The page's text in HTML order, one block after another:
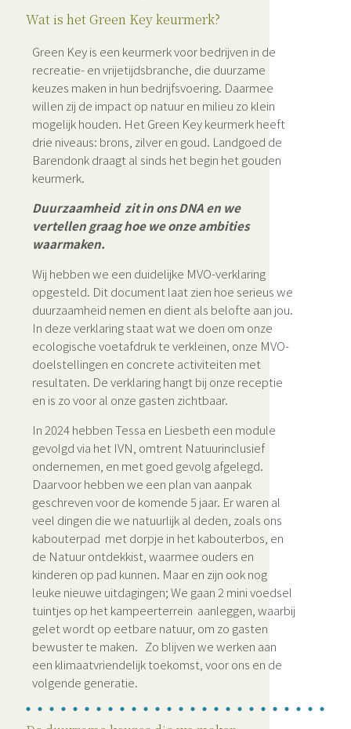
Wat is het Green Key keurmerk?
Green Key is een keurmerk voor bedrijven in de
recreatie- en vrijetijdsbranche, die duurzame
keuzes maken in hun bedrijfsvoering. Daarmee
willen zij de impact op natuur en milieu zo klein
mogelijk houden. Het Green Key keurmerk heeft
drie niveaus: brons, zilver en goud. Landgoed de
Barendonk draagt al sinds het begin het gouden
keurmerk.
Duurzaamheid zit in ons DNA en we
vertellen graag hoe we onze ambities
waarmaken.
Wij hebben we een duidelijke MVO-verklaring
opgesteld. Dit document laat zien hoe serieus we
duurzaamheid nemen en dient als belofte aan jou.
In deze verklaring staat wat we doen om onze
ecologische voetafdruk te verkleinen, onze MVO-
doelstellingen en concrete activiteiten met
resultaten. De verklaring hangt bij onze receptie
en is zo voor al onze gasten zichtbaar.
In 2024 hebben Tessa en Liesbeth een module
gevolgd via het IVN, omtrent Natuurinclusief
ondernemen, en met goed gevolg afgelegd.
Daarvoor hebben we een plan van aanpak
geschreven voor de komende 5 jaar. Er waren al
veel dingen die we natuurlijk al deden, zoals ons
kabouterpad met dorpje in het kabouterbos, en
de Natuur ontdekkist, waarmee ouders en
kinderen op pad kunnen. Maar en zijn ook nog
leuke nieuwe uitdagingen; We gaan 2 mini voedsel
tuintjes op het kampeerterrein aanleggen, waarbij
gelet wordt op eetbare natuur, om zo gasten
bewuster te maken. Zo blijven we werken aan
een klimaatvriendelijk toekomst, voor ons en de
volgende generatie.